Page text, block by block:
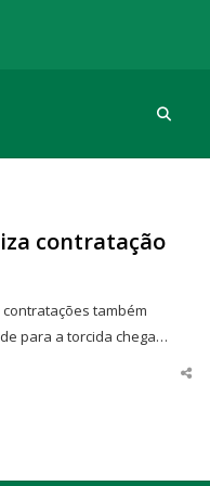
contratação
também
para a torcida chega…